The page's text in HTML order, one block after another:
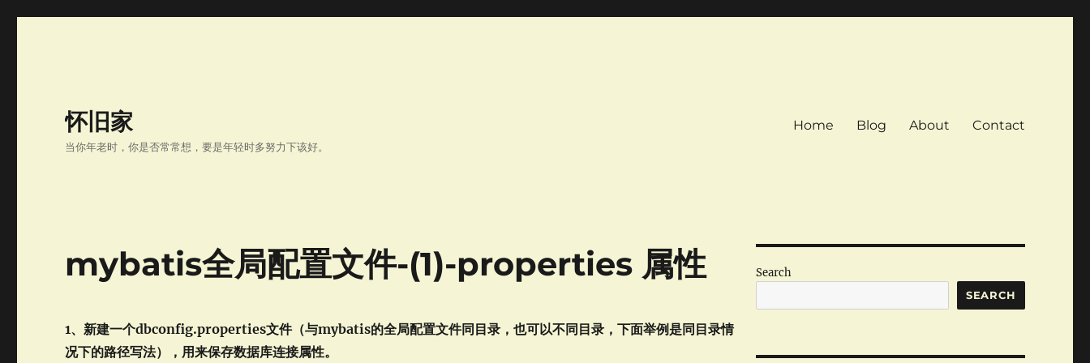
怀旧家
当你年老时，你是否常常想，要是年轻时多努力下该好。
Home Blog About Contact
mybatis全局配置文件-(1)-properties 属性
1、新建一个dbconfig.properties文件（与mybatis的全局配置文件同目录，也可以不同目录，下面举例是同目录情
况下的路径写法），用来保存数据库连接属性。
Search
SEARCH